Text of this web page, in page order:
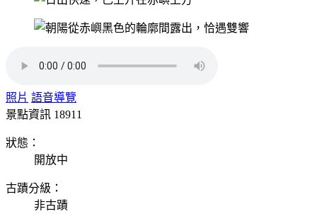
照片 語音導覽
景點資訊 18911
狀態：
開放中
古蹟分級：
非古蹟